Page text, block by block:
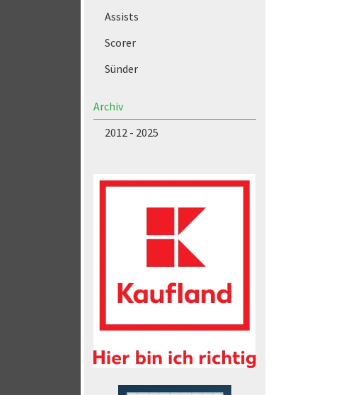
Assists
Scorer
Sünder
Archiv
2012 - 2025